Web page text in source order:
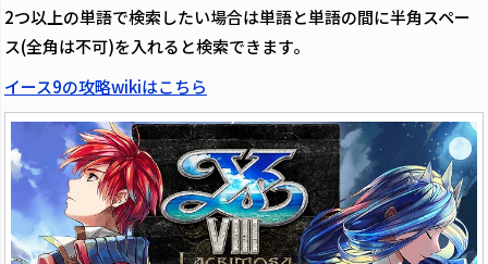
2つ以上の単語で検索したい場合は単語と単語の間に半角スペー
ス(全角は不可)を入れると検索できます。
イース9の攻略wikiはこちら